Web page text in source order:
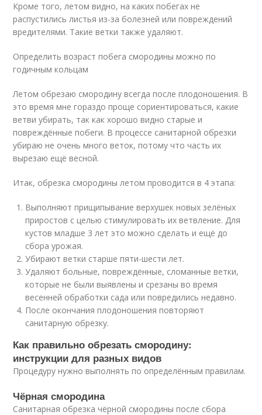
Кроме того, летом видно, на каких побегах не
распустились листья из-за болезней или повреждений
вредителями. Такие ветки также удаляют.
Определить возраст побега смородины можно по
годичным кольцам
Летом обрезаю смородину всегда после плодоношения. В
это время мне гораздо проще сориентироваться, какие
ветви убирать, так как хорошо видно старые и
повреждённые побеги. В процессе санитарной обрезки
убираю не очень много веток, потому что часть их
вырезаю ещё весной.
Итак, обрезка смородины летом проводится в 4 этапа:
Выполняют прищипывание верхушек новых зелёных
приростов с целью стимулировать их ветвление. Для
кустов младше 3 лет это можно сделать и ещё до
сбора урожая.
Убирают ветки старше пяти-шести лет.
Удаляют больные, повреждённые, сломанные ветки,
которые не были выявлены и срезаны во время
весенней обработки сада или повредились недавно.
После окончания плодоношения повторяют
санитарную обрезку.
Как правильно обрезать смородину:
инструкции для разных видов
Процедуру нужно выполнять по определённым правилам.
Чёрная смородина
Санитарная обрезка чёрной смородины после сбора